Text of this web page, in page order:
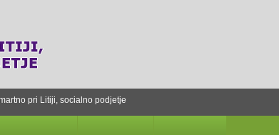
pri Litiji, socialno podjetje